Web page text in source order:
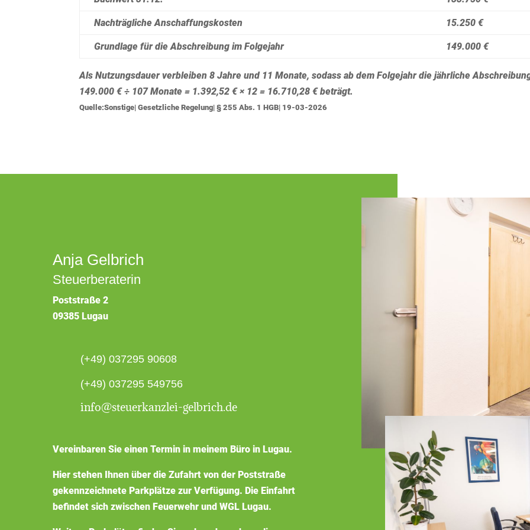
Nachträgliche Anschaffungskosten 15.250 €
Grundlage für die Abschreibung im Folgejahr 149.000 €
Als Nutzungsdauer verbleiben 8 Jahre und 11 Monate, sodass ab dem Folgejahr die jährliche
149.000 € ÷ 107 Monate = 1.392,52 € × 12 = 16.710,28 € beträgt.
Quelle:Sonstige| Gesetzliche Regelung| § 255 Abs. 1 HGB| 19-03-2026
Anja Gelbrich
Steuerberaterin
Poststraße 2
09385 Lugau
(+49) 037295 90608
(+49) 037295 549756
info@steuerkanzlei-gelbrich.de
Vereinbaren Sie einen Termin in meinem Büro in Lugau.
Hier stehen Ihnen über die Zufahrt von der Poststraße
gekennzeichnete Parkplätze zur Verfügung. Die Einfahrt
befindet sich zwischen Feuerwehr und WGL Lugau.